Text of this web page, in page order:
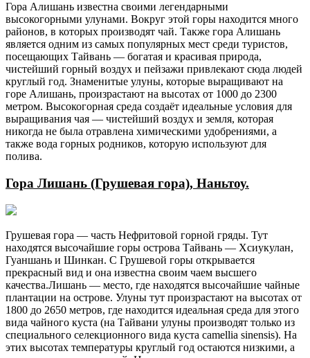
Гора Алишань известна своими легендарными
высокогорными улунами. Вокруг этой горы находится много
районов, в которых производят чай. Также гора Алишань
является одним из самых популярных мест среди туристов,
посещающих Тайвань — богатая и красивая природа,
чистейший горный воздух и пейзажи привлекают сюда людей
круглый год. Знаменитые улуны, которые выращивают на
горе Алишань, произрастают на высотах от 1000 до 2300
метром. Высокогорная среда создаёт идеальные условия для
выращивания чая — чистейший воздух и земля, которая
никогда не была отравлена химическими удобрениями, а
также вода горных родников, которую используют для
полива.
Гора Лишань (Грушевая гора), Наньтоу.
Грушевая гора — часть Нефритовой горной гряды. Тут
находятся высочайшие горы острова Тайвань — Хсиукулан,
Гуаншань и Шинкан. С Грушевой горы открывается
прекрасный вид и она известна своим чаем высшего
качества.Лишань — место, где находятся высочайшие чайные
плантации на острове. Улуны тут произрастают на высотах от
1800 до 2650 метров, где находится идеальная среда для этого
вида чайного куста (на Тайвани улуны производят только из
специального селекционного вида куста camellia sinensis). На
этих высотах температуры круглый год остаются низкими, а